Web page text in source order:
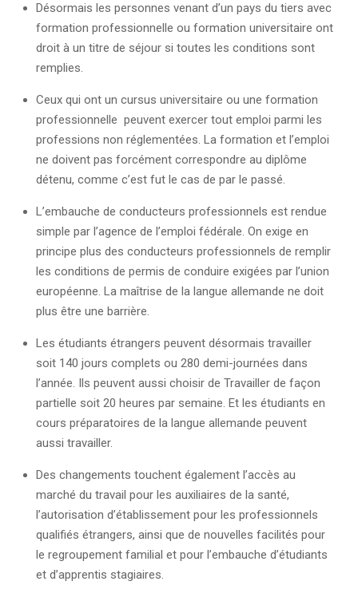
Désormais les personnes venant d’un pays du tiers avec
formation professionnelle ou formation universitaire ont
droit à un titre de séjour si toutes les conditions sont
remplies.
Ceux qui ont un cursus universitaire ou une formation
professionnelle peuvent exercer tout emploi parmi les
professions non réglementées. La formation et l’emploi
ne doivent pas forcément correspondre au diplôme
détenu, comme c’est fut le cas de par le passé.
L’embauche de conducteurs professionnels est rendue
simple par l’agence de l’emploi fédérale. On exige en
principe plus des conducteurs professionnels de remplir
les conditions de permis de conduire exigées par l’union
européenne. La maîtrise de la langue allemande ne doit
plus être une barrière.
Les étudiants étrangers peuvent désormais travailler
soit 140 jours complets ou 280 demi-journées dans
l’année. Ils peuvent aussi choisir de Travailler de façon
partielle soit 20 heures par semaine. Et les étudiants en
cours préparatoires de la langue allemande peuvent
aussi travailler.
Des changements touchent également l’accès au
marché du travail pour les auxiliaires de la santé,
l’autorisation d’établissement pour les professionnels
qualifiés étrangers, ainsi que de nouvelles facilités pour
le regroupement familial et pour l’embauche d’étudiants
et d’apprentis stagiaires.